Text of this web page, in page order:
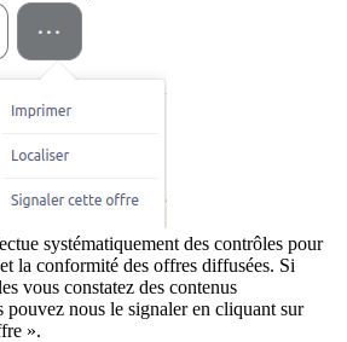
systématiquement des contrôles pour
la conformité des offres diffusées. Si
vous constatez des contenus
pouvez nous le signaler en cliquant sur
».